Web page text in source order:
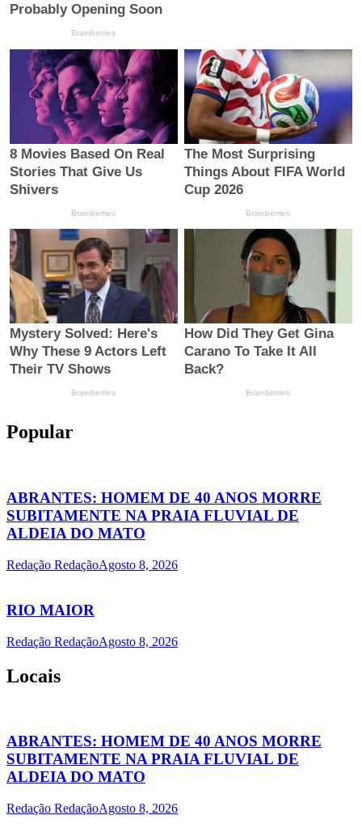
Popular
ABRANTES: HOMEM DE 40 ANOS MORRE
SUBITAMENTE NA PRAIA FLUVIAL DE
ALDEIA DO MATO
Redação RedaçãoAgosto 8, 2026
RIO MAIOR
Redação RedaçãoAgosto 8, 2026
Locais
ABRANTES: HOMEM DE 40 ANOS MORRE
SUBITAMENTE NA PRAIA FLUVIAL DE
ALDEIA DO MATO
Redação RedaçãoAgosto 8, 2026